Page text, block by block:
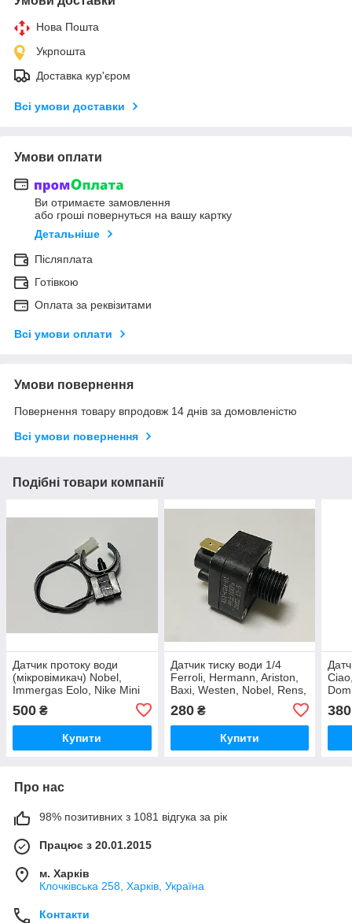
Нова Пошта
Укрпошта
Доставка кур'єром
Всі умови доставки
Умови оплати
Ви отримаєте замовлення
або гроші повернуться на вашу картку
Детальніше
Післяплата
Готівкою
Оплата за реквізитами
Всі умови оплати
Умови повернення
Повернення товару впродовж 14 днів за домовленістю
Всі умови повернення
Подібні товари компанії
Датчик протоку води
(мікровімикач) Nobel,
Immergas Eolo, Nike Mini
500 ₴
Купити
Датчик тиску води 1/4
Ferroli, Hermann, Ariston,
Baxi, Westen, Nobel, Rens,
280₴
Купити
380
Про нас
98% позитивних з 1081 відгука за рік
Працює з 20.01.2015
м. Харків
Клочкiвська 258, Харків, Україна
Контакти